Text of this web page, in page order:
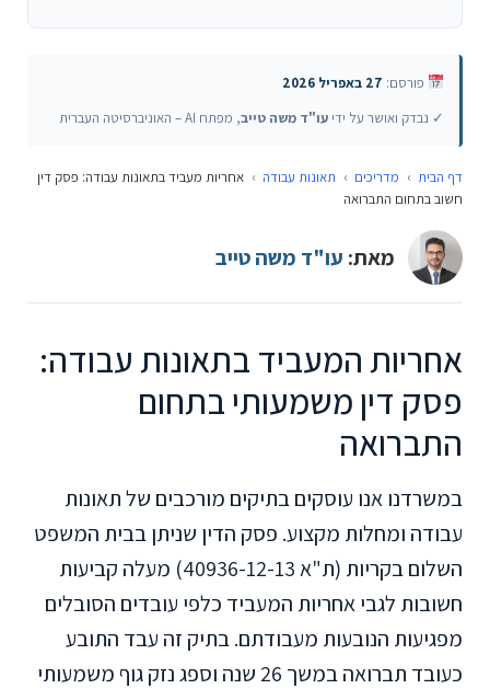
פורסם: 27 באפריל 2026
✓ נבדק ואושר על ידי עו"ד משה טייב, מפתח AI – האוניברסיטה העברית
דף הבית › מדריכים › תאונות עבודה › אחריות מעביד בתאונות עבודה: פסק דין
חשוב בתחום התברואה
מאת: עו"ד משה טייב
אחריות המעביד בתאונות עבודה:
פסק דין משמעותי בתחום
התברואה
במשרדנו אנו עוסקים בתיקים מורכבים של תאונות
עבודה ומחלות מקצוע. פסק הדין שניתן בבית המשפט
השלום בקריות (ת"א 40936-12-13) מעלה קביעות
חשובות לגבי אחריות המעביד כלפי עובדים הסובלים
מפגיעות הנובעות מעבודתם. בתיק זה עבד התובע
כעובד תברואה במשך 26 שנה וספג נזק גוף משמעותי